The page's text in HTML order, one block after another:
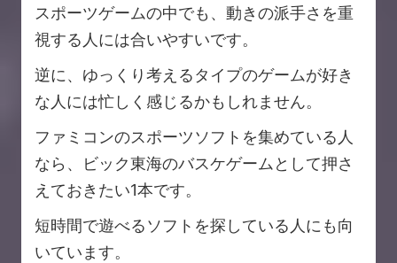
スポーツゲームの中でも、動きの派手さを重
視する人には合いやすいです。
逆に、ゆっくり考えるタイプのゲームが好き
な人には忙しく感じるかもしれません。
ファミコンのスポーツソフトを集めている人
なら、ビック東海のバスケゲームとして押さ
えておきたい1本です。
短時間で遊べるソフトを探している人にも向
いています。